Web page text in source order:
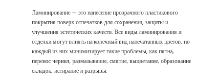
Ламинирование — это нанесение прозрачного пластикового
покрытия поверх отпечатков для сохранения, защиты и
улучшения эстетических качеств. Все виды ламинирования и
отделки могут влиять на конечный вид напечатанных цветов, но
каждый из них минимизирует такие проблемы, как пятна,
перенос чернил, размазывание, смятие, выцветание, образование
складок, истирание и разрывы.